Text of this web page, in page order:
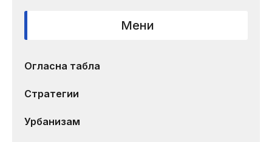
Мени
Огласна табла
Стратегии
Урбанизам